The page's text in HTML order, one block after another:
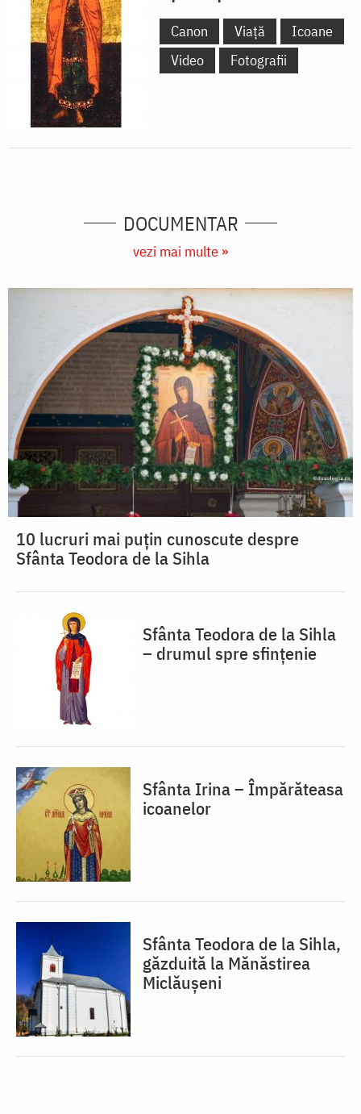
Canon Viață
Icoane
Video
Fotografii
DOCUMENTAR
vezi mai multe »
10 lucruri mai puțin cunoscute despre
Sfânta Teodora de la Sihla
Sfânta Teodora de la Sihla
– drumul spre sfințenie
Sfânta Irina – Împărăteasa
icoanelor
Sfânta Teodora de la Sihla,
găzduită la Mănăstirea
Miclăușeni